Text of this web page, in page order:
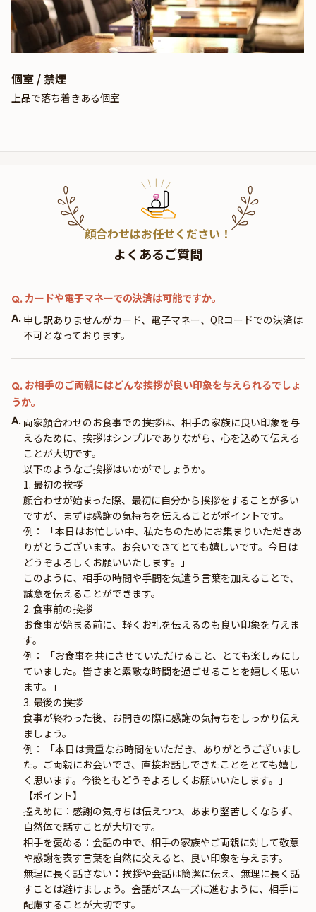
個室 / 禁煙
上品で落ち着きある個室
顔合わせはお任せください！
よくあるご質問
Q. カードや電子マネーでの決済は可能ですか。
A. 申し訳ありませんがカード、電子マネー、QRコードでの決済は
不可となっております。
Q. お相手のご両親にはどんな挨拶が良い印象を与えられるでしょ
うか。
A. 両家顔合わせのお食事での挨拶は、相手の家族に良い印象を与
えるために、挨拶はシンプルでありながら、心を込めて伝える
ことが大切です。
以下のようなご挨拶はいかがでしょうか。
1. 最初の挨拶
顔合わせが始まった際、最初に自分から挨拶をすることが多い
ですが、まずは感謝の気持ちを伝えることがポイントです。
例： 「本日はお忙しい中、私たちのためにお集まりいただきあ
りがとうございます。お会いできてとても嬉しいです。今日は
どうぞよろしくお願いいたします。」
このように、相手の時間や手間を気遣う言葉を加えることで、
誠意を伝えることができます。
2. 食事前の挨拶
お食事が始まる前に、軽くお礼を伝えるのも良い印象を与えま
す。
例： 「お食事を共にさせていただけること、とても楽しみにし
ていました。皆さまと素敵な時間を過ごせることを嬉しく思い
ます。」
3. 最後の挨拶
食事が終わった後、お開きの際に感謝の気持ちをしっかり伝え
ましょう。
例： 「本日は貴重なお時間をいただき、ありがとうございまし
た。ご両親にお会いでき、直接お話しできたことをとても嬉し
く思います。今後ともどうぞよろしくお願いいたします。」
【ポイント】
控えめに：感謝の気持ちは伝えつつ、あまり堅苦しくならず、
自然体で話すことが大切です。
相手を褒める：会話の中で、相手の家族やご両親に対して敬意
や感謝を表す言葉を自然に交えると、良い印象を与えます。
無理に長く話さない：挨拶や会話は簡潔に伝え、無理に長く話
すことは避けましょう。会話がスムーズに進むように、相手に
配慮することが大切です。